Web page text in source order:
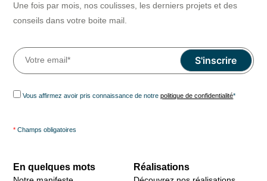
Une fois par mois, nos coulisses, les derniers projets et des
conseils dans votre boite mail.
Vous affirmez avoir pris connaissance de notrepolitique de confidentialité*
* Champs obligatoires
En quelques mots Réalisations